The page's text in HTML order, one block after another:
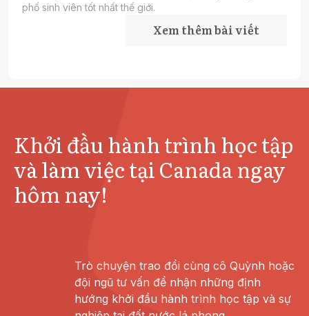
phố sinh viên tốt nhất thế giới.
Xem thêm bài viết
Khởi đầu hành trình học tập
và làm việc tại Canada ngay
hôm nay!
Trò chuyện trao đổi cùng cô Quỳnh hoặc
đội ngũ tư vấn để nhận những định
hướng khởi đầu hành trình học tập và sự